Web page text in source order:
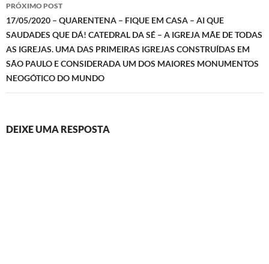
PRÓXIMO POST
17/05/2020 – QUARENTENA – FIQUE EM CASA – AI QUE
SAUDADES QUE DÁ! CATEDRAL DA SÉ – A IGREJA MÃE DE TODAS
AS IGREJAS. UMA DAS PRIMEIRAS IGREJAS CONSTRUÍDAS EM
SÃO PAULO E CONSIDERADA UM DOS MAIORES MONUMENTOS
NEOGÓTICO DO MUNDO
DEIXE UMA RESPOSTA